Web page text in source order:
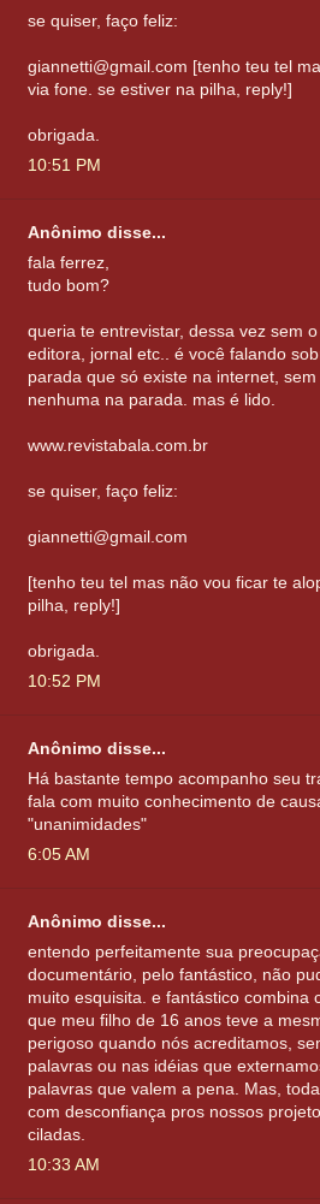
se quiser, faço feliz:
giannetti@gmail.com [tenho teu tel
via fone. se estiver na pilha, reply!]
obrigada.
10:51 PM
Anônimo disse...
fala ferrez,
tudo bom?
queria te entrevistar, dessa vez sem
editora, jornal etc.. é você falando
parada que só existe na internet,
nenhuma na parada. mas é lido.
www.revistabala.com.br
se quiser, faço feliz:
giannetti@gmail.com
[tenho teu tel mas não vou ficar te
pilha, reply!]
obrigada.
10:52 PM
Anônimo disse...
Há bastante tempo acompanho seu
fala com muito conhecimento de
"unanimidades"
6:05 AM
Anônimo disse...
entendo perfeitamente sua
documentário, pelo fantástico, não
muito esquisita. e fantástico combina
que meu filho de 16 anos teve a
perigoso quando nós acreditamos,
palavras ou nas idéias que
palavras que valem a pena. Mas,
com desconfiança pros nossos
ciladas.
10:33 AM